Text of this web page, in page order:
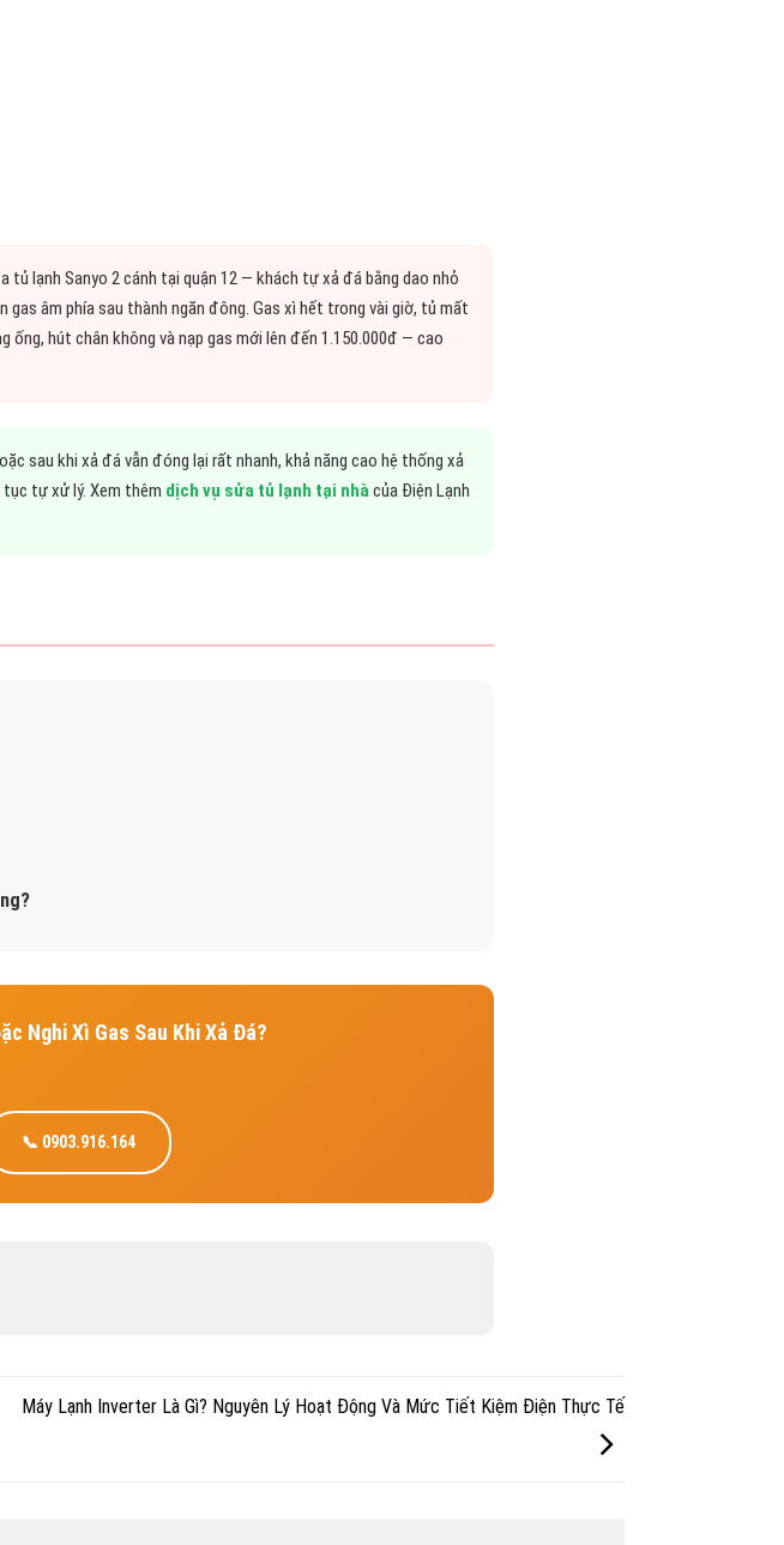
tủ lạnh Sanyo 2 cánh tại quận 12 — khách tự xả đá bằng dao nhỏ
âm phía sau thành ngăn đông. Gas xì hết trong vài giờ, tủ mất
ống, hút chân không và nạp gas mới lên đến 1.150.000đ — cao
sau khi xả đá vẫn đóng lại rất nhanh, khả năng cao hệ thống xả
tự xử lý. Xem thêm dịch vụ sửa tủ lạnh tại nhàcủa Điện Lạnh
Nghi Xì Gas Sau Khi Xả Đá?
📞 0903.916.164
Máy Lạnh Inverter Là Gì? Nguyên Lý Hoạt Động Và Mức Tiết Kiệm Điện Thực Tế